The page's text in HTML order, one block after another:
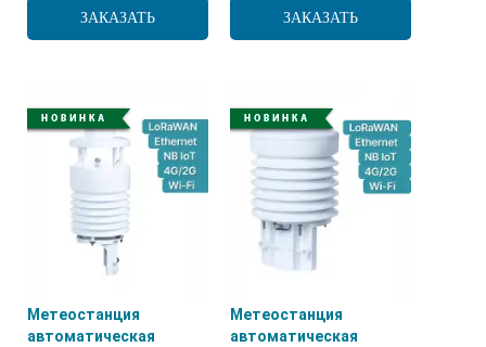
ЗАКАЗАТЬ ЗАКАЗАТЬ
Метеостанция
автоматическая
Метеостанция
автоматическая